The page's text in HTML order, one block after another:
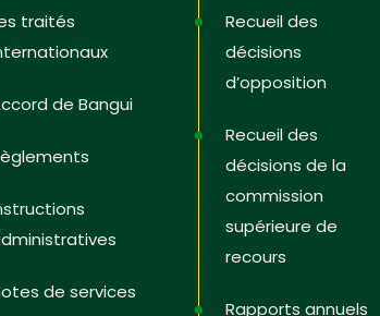
traités
de Bangui
de services
Recueil des
décisions
d’opposition
Recueil des
décisions de la
commission
supérieure de
recours
Rapports annuels